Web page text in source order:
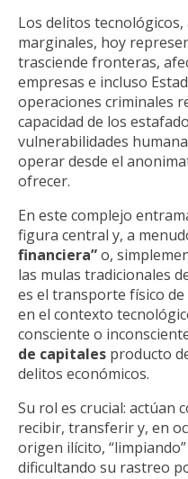
Los delitos
marginales, hoy
trasciende fronteras,
empresas e incluso
operaciones criminales
capacidad de los
vulnerabilidades
operar desde el
ofrecer.
En este complejo
figura central y, a
financiera”o,
las mulas tradicionales
es el transporte físico
en el contexto
consciente o
de capitales producto
delitos económicos.
Su rol es crucial: actúan
recibir, transferir y, en
origen ilícito,
dificultando su rastreo